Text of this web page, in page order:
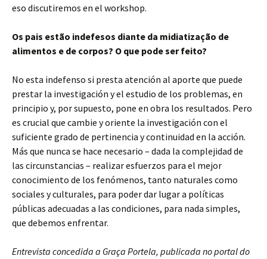
eso discutiremos en el workshop.
Os pais estão indefesos diante da midiatização de
alimentos e de corpos? O que pode ser feito?
No esta indefenso si presta atención al aporte que puede
prestar la investigación y el estudio de los problemas, en
principio y, por supuesto, pone en obra los resultados. Pero
es crucial que cambie y oriente la investigación con el
suficiente grado de pertinencia y continuidad en la acción.
Más que nunca se hace necesario – dada la complejidad de
las circunstancias – realizar esfuerzos para el mejor
conocimiento de los fenómenos, tanto naturales como
sociales y culturales, para poder dar lugar a políticas
públicas adecuadas a las condiciones, para nada simples,
que debemos enfrentar.
Entrevista concedida a Graça Portela, publicada no portal do